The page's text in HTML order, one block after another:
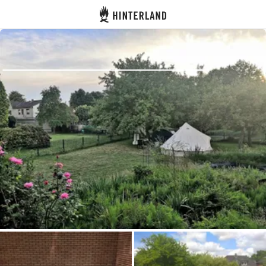
Hinterland
Accedi
Registro
Diventare Host
Piazzole
Alloggi
Pianificazione viaggio